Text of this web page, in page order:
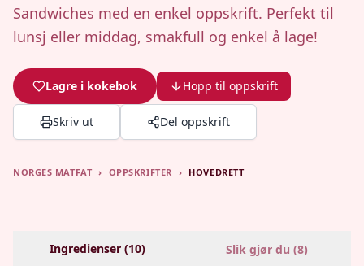
Sandwiches med en enkel oppskrift. Perfekt til
lunsj eller middag, smakfull og enkel å lage!
Lagre i kokebok Hopp til oppskrift
Skriv ut Del oppskrift
NORGES MATFAT › OPPSKRIFTER › HOVEDRETT
Ingredienser (10) Slik gjør du (8)